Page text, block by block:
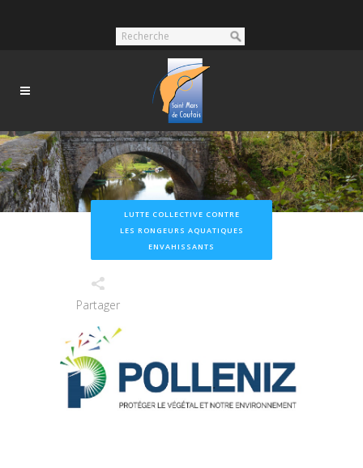
LUTTE COLLECTIVE CONTRE
LES RONGEURS AQUATIQUES
ENVAHISSANTS
Partager